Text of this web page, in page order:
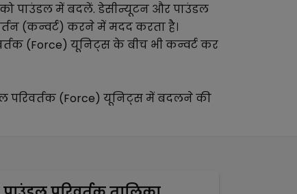
कोपाउंडलमें बदलें. डेसीन्यूटन औरपाउंडल
(कन्वर्ट) करने में मदद करता है।
(Force) यूनिट्स के बीच भी कन्वर्ट कर
परिवर्तक (Force) यूनिट्स में बदलने की